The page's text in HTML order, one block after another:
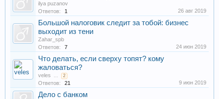
ilya puzanov
Ответов:
1 26 авг 2019
Большой налоговик следит за тобой: бизнес
выходит из тени
Zahar_spb
Ответов:
7 24 июн 2019
Что делать, если сверху топят? кому
жаловаться?
veles ... 2
Ответов: 21 9 июн 2019
Дело с банком